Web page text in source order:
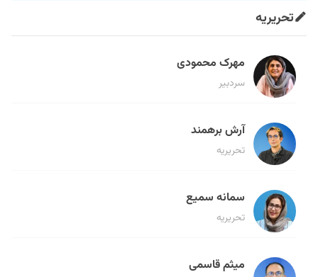
تحریریه
مهرک محمودی
سردبیر
آرش برهمند
تحریریه
سمانه سمیع
تحریریه
میثم قاسمی